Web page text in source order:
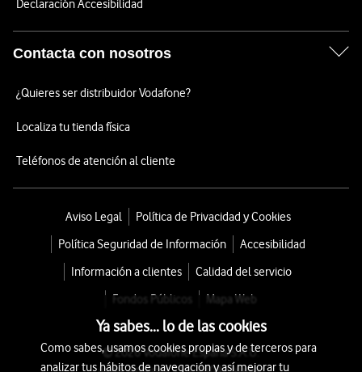
Declaración Accesibilidad
Contacta con nosotros
¿Quieres ser distribuidor Vodafone?
Localiza tu tienda física
Teléfonos de atención al cliente
Aviso Legal
Política de Privacidad y Cookies
Política Seguridad de Información
Accesibilidad
Información a clientes
Calidad del servicio
Fondos Públicos
Mapa Web
© 2026 Vodafone España S.A.U.
Ya sabes... lo de las cookies
Como sabes, usamos cookies propias y de terceros para
analizar tus hábitos de navegación y así mejorar tu